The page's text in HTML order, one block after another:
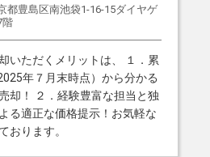
都豊島区南池袋1-16-15ダイヤゲ
階
いただくメリットは、 １．累
年７月末時点）から分かる
却！ ２．経験豊富な担当と独
る適正な価格提示！お気軽な
おります。